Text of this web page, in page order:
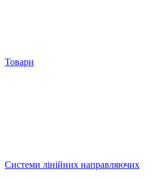
Товари
Системи лінійних направляючих